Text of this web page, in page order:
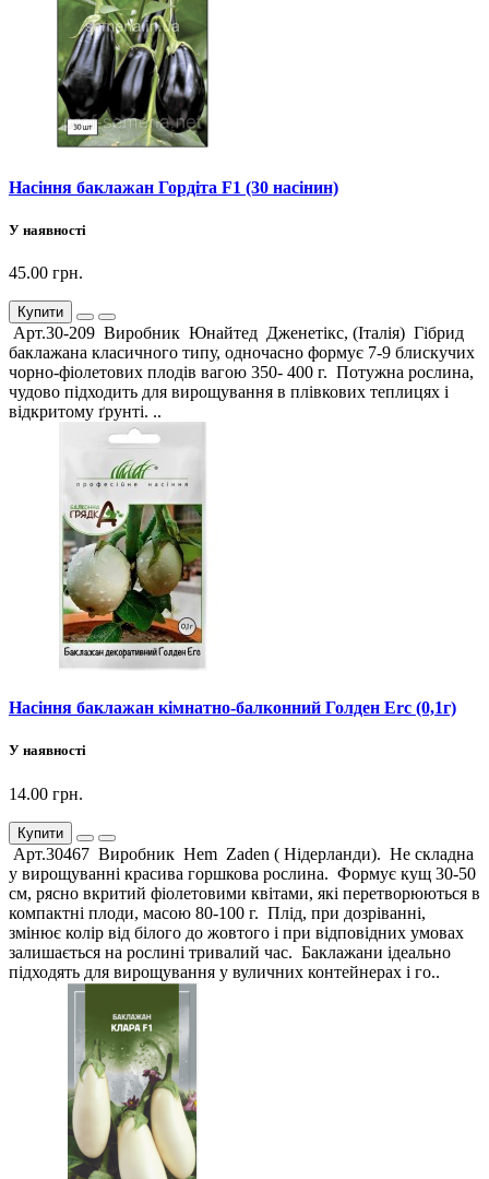
Насіння баклажан Гордіта F1 (30 насінин)
У наявності
45.00 грн.
Купити
Арт.30-209 Виробник Юнайтед Дженетікс, (Італія) Гібрид
баклажана класичного типу, одночасно формує 7-9 блискучих
чорно-фіолетових плодів вагою 350- 400 г. Потужна рослина,
чудово підходить для вирощування в плівкових теплицях і
відкритому ґрунті. ..
Насіння баклажан кімнатно-балконний Голден Erc (0,1г)
У наявності
14.00 грн.
Купити
Арт.30467 Виробник Hem Zaden ( Нідерланди). Не складна
у вирощуванні красива горшкова рослина. Формує кущ 30-50
см, рясно вкритий фіолетовими квітами, які перетворюються в
компактні плоди, масою 80-100 г. Плід, при дозріванні,
змінює колір від білого до жовтого і при відповідних умовах
залишається на рослині тривалий час. Баклажани ідеально
підходять для вирощування у вуличних контейнерах і го..